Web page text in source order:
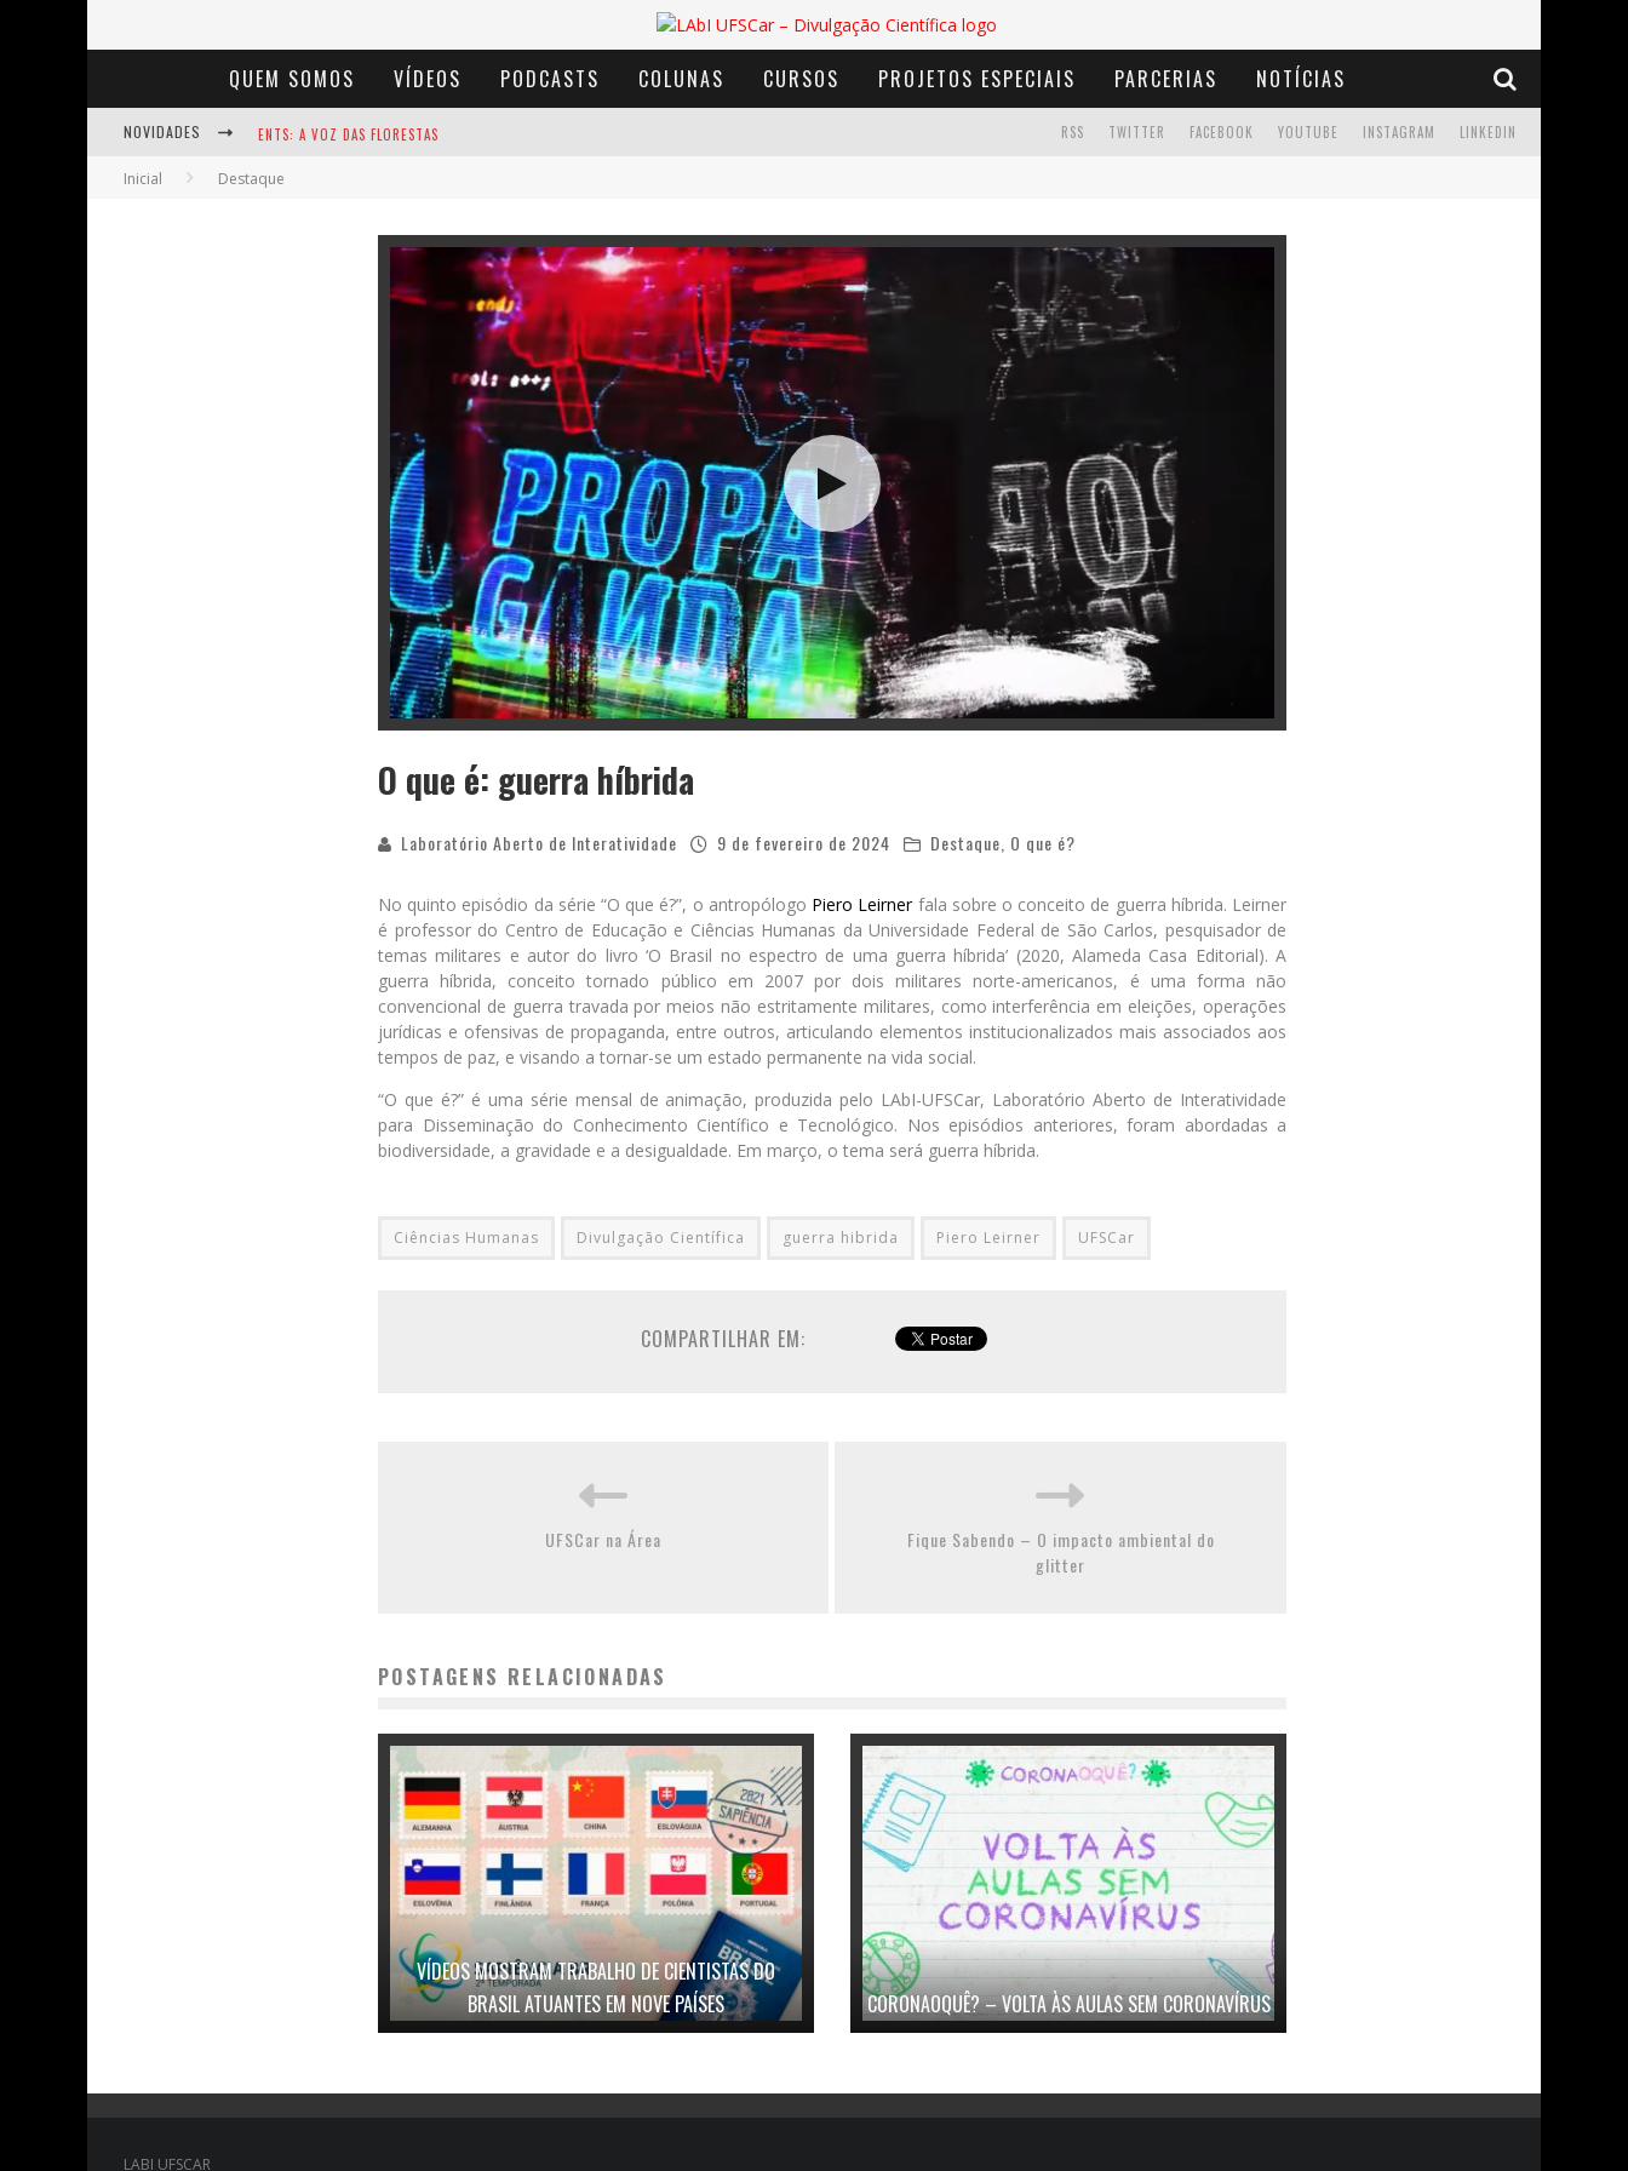
QUEM SOMOS VÍDEOS PODCASTS COLUNAS CURSOS PROJETOS ESPECIAIS PARCERIAS NOTÍCIAS
NOVIDADES ENTS: A VOZ DAS FLORESTAS
NOTÁVEIS: BERTHA LUTZ
BAÚ DE HISTÓRIAS - A JAMAIS IMAGINADA AVENTURA COM OS MOINHOS DE VENTO
LINKEDIN
INSTAGRAM
YOUTUBE
FACEBOOK
TWITTER
RSS
Inicial Destaque
O que é: guerra híbrida
Laboratório Aberto de Interatividade 9 de fevereiro de 2024 Destaque, O que é?
No quinto episódio da série “O que é?”, o antropólogo Piero Leirnerfala sobre o conceito de guerra híbrida. Leirner
é professor do Centro de Educação e Ciências Humanas da Universidade Federal de São Carlos, pesquisador de
temas militares e autor do livro ‘O Brasil no espectro de uma guerra híbrida’ (2020, Alameda Casa Editorial). A
guerra híbrida, conceito tornado público em 2007 por dois militares norte-americanos, é uma forma não
convencional de guerra travada por meios não estritamente militares, como interferência em eleições, operações
jurídicas e ofensivas de propaganda, entre outros, articulando elementos institucionalizados mais associados aos
tempos de paz, e visando a tornar-se um estado permanente na vida social.
“O que é?” é uma série mensal de animação, produzida pelo LAbI-UFSCar, Laboratório Aberto de Interatividade
para Disseminação do Conhecimento Científico e Tecnológico. Nos episódios anteriores, foram abordadas a
biodiversidade, a gravidade e a desigualdade. Em março, o tema será guerra híbrida.
Ciências Humanas Divulgação Científica guerra hibrida Piero Leirner UFSCar
COMPARTILHAR EM:
UFSCar na Área
Fique Sabendo – O impacto ambiental do
glitter
POSTAGENS RELACIONADAS
VÍDEOS MOSTRAM TRABALHO DE CIENTISTAS DO
BRASIL ATUANTES EM NOVE PAÍSES
CORONAOQUÊ? – VOLTA ÀS AULAS SEM CORONAVÍRUS
LABI UFSCAR